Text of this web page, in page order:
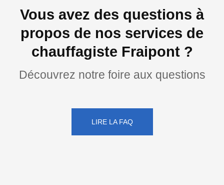
Vous avez des questions à
propos de nos services de
chauffagiste Fraipont ?
Découvrez notre foire aux questions
LIRE LA FAQ